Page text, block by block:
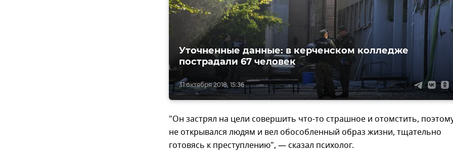
31 октября 2018, 15:36
Уточненные данные: в керченском колледже
пострадали 67 человек
"Он застрял на цели совершить что-то страшное и отомстить,
не открывался людям и вел обособленный образ жизни, тщательно
готовясь к преступлению", — сказал психолог.